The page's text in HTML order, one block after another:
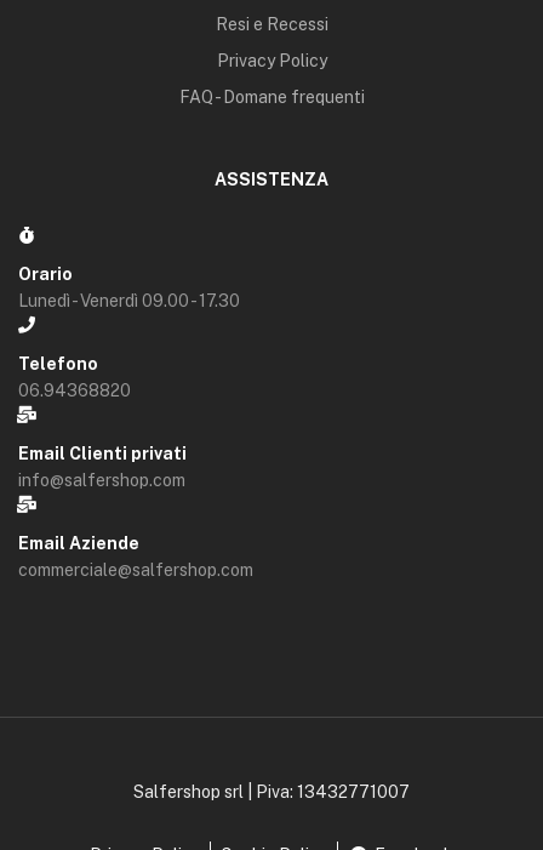
Resi e Recessi
Privacy Policy
FAQ - Domane frequenti
ASSISTENZA
Orario
Lunedì - Venerdì 09.00 - 17.30
Telefono
06.94368820
Email Clienti privati
info@salfershop.com
Email Aziende
commerciale@salfershop.com
Salfershop srl | Piva: 13432771007